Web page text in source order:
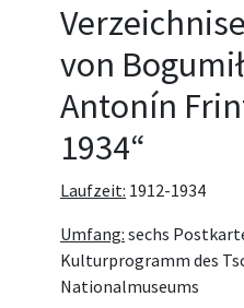
von
Antonín
1934“
Laufzeit: 1912-1934
Umfang: sechs
Kulturprogramm des
Nationalmuseums